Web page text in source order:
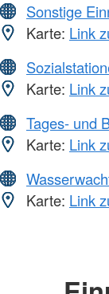
Sonstige
Karte: Link
Karte: Link
Tages- und
Karte: Link
Karte: Link